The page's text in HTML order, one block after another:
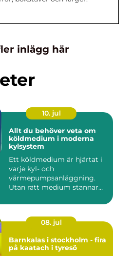
inlägg här
10. jul
Allt du behöver veta om
köldmedium i moderna
kylsystem
Ett köldmedium är hjärtat i
varje kyl- och
värmepumpsanläggning.
Utan rätt medium stannar
08. jul
Barnkalas i stockholm - fira
på kaatach i tyresö